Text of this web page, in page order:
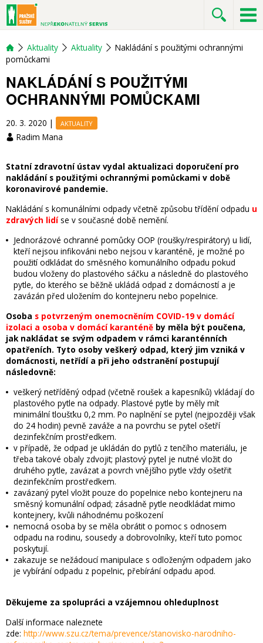
Aktuality Aktuality
Nakládání s použitými ochrannými
pomůckami
NAKLÁDÁNÍ S POUŽITÝMI
OCHRANNÝMI POMŮCKAMI
20. 3. 2020 | AKTUALITY
Radim Mana
Statní zdravotní ústav vydal aktualizaci doporučení pro
nakládání s použitými ochrannými pomůckami v době
koronavirové pandemie.
Nakládání s komunálními odpady včetně způsobu třídění odpadu u
zdravých lidí se v současné době nemění.
Jednorázové ochranné pomůcky OOP (roušky/respirátory) u lidí,
kteří nejsou infikováni nebo nejsou v karanténě, je možné po
použití odkládat do směsného komunálního odpadu pokud
budou vloženy do plastového sáčku a následně do plastového
pytle, do kterého se běžně ukládá odpad z domácností a je
zavázán před uložením do kontejneru nebo popelnice.
Osoba s potvrzeným onemocněním COVID-19 v domácí
izolaci a osoba v domácí karanténě by měla být poučena,
jak nakládat se svým odpadem v rámci karanténních
opatřeních. Tyto osoby veškerý odpad, který jim vzniká v
domácnosti, netřídí a při jeho odstranění postupují
následovně:
veškerý netříděný odpad (včetně roušek a kapesníků) vkládají do
plastového pytle na odpady. Plastové pytle by měly mít
minimální tloušťku 0,2 mm. Po naplnění se pytel (nejpozději však
do 24 hodin) pevně zaváže a na povrchu se pytel ošetří
dezinfekčním prostředkem.
v případě, že odpad je ukládán do pytlů z tenčího materiálu, je
třeba takové obaly zdvojit; plastový pytel je nutné vložit do
druhého pytle, zavázat a povrch vnějšího pytle vždy ošetřit
dezinfekčním prostředkem.
zavázaný pytel vložit pouze do popelnice nebo kontejneru na
směsný komunální odpad; zásadně pytle neodkládat mimo
kontejnery, kvůli náhodnému poškození
nemocná osoba by se měla obrátit o pomoc s odnosem
odpadu na rodinu, sousedy a dobrovolníky, kteří tuto pomoc
poskytují.
zakazuje se nežádoucí manipulace s odloženým odpadem jako
je vybírání odpadu z popelnic, přebírání odpadu apod.
Děkujeme za spolupráci a vzájemnou ohleduplnost
Další informace naleznete
zde: http://www.szu.cz/tema/prevence/stanovisko-narodniho-